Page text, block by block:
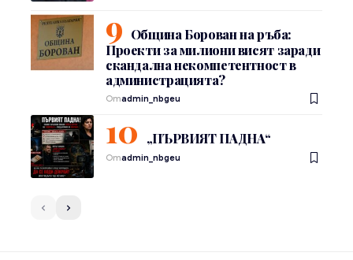
Община Борован на ръба:
Проекти за милиони висят заради
скандална некомпетентност в
администрацията?
Отadmin_nbgeu
„ПЪРВИЯТ ПАДНА“
Отadmin_nbgeu